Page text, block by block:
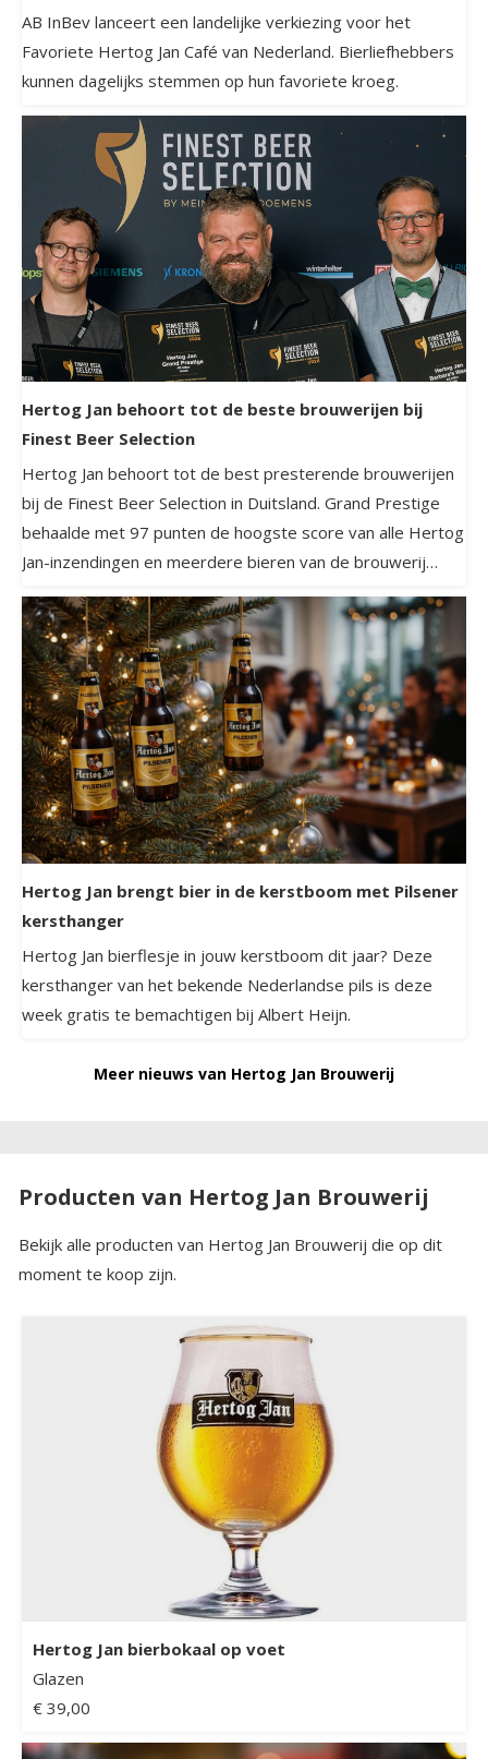
AB InBev lanceert een landelijke verkiezing voor het
Favoriete Hertog Jan Café van Nederland. Bierliefhebbers
kunnen dagelijks stemmen op hun favoriete kroeg.
Hertog Jan behoort tot de beste brouwerijen bij
Finest Beer Selection
Hertog Jan behoort tot de best presterende brouwerijen
bij de Finest Beer Selection in Duitsland. Grand Prestige
behaalde met 97 punten de hoogste score van alle Hertog
Jan-inzendingen en meerdere bieren van de brouwerij
vielen in de prijzen.
Hertog Jan brengt bier in de kerstboom met Pilsener
kersthanger
Hertog Jan bierflesje in jouw kerstboom dit jaar? Deze
kersthanger van het bekende Nederlandse pils is deze
week gratis te bemachtigen bij Albert Heijn.
Meer nieuws van Hertog Jan Brouwerij
Producten van Hertog Jan Brouwerij
Bekijk alle producten van Hertog Jan Brouwerij die op dit
moment te koop zijn.
Hertog Jan bierbokaal op voet
Glazen
€ 39,00